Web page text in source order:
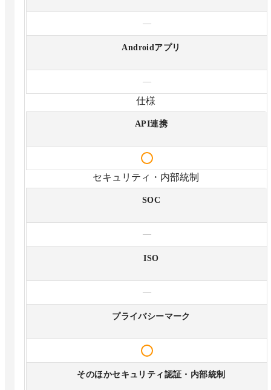
—
Androidアプリ
—
仕様
API連携
セキュリティ・内部統制
SOC
—
ISO
—
プライバシーマーク
そのほかセキュリティ認証・内部統制